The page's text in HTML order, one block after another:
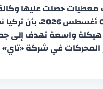
معطيات حصلت عليها
في 07 أغسطس 2026،
هيكلة واسعة تهدف إلى
المحركات في شركة «تاي»